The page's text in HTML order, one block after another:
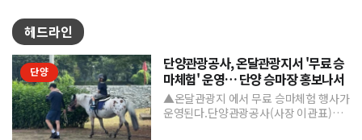
헤드라인
단양
단양관광공사, 온달관광지서 '무료 승
마체험' 운영… 단양 승마장 홍보나서
▲온달관광지 에서 무료 승마체험 행사가
운영된다.단양관광공사(사장 이관표)가